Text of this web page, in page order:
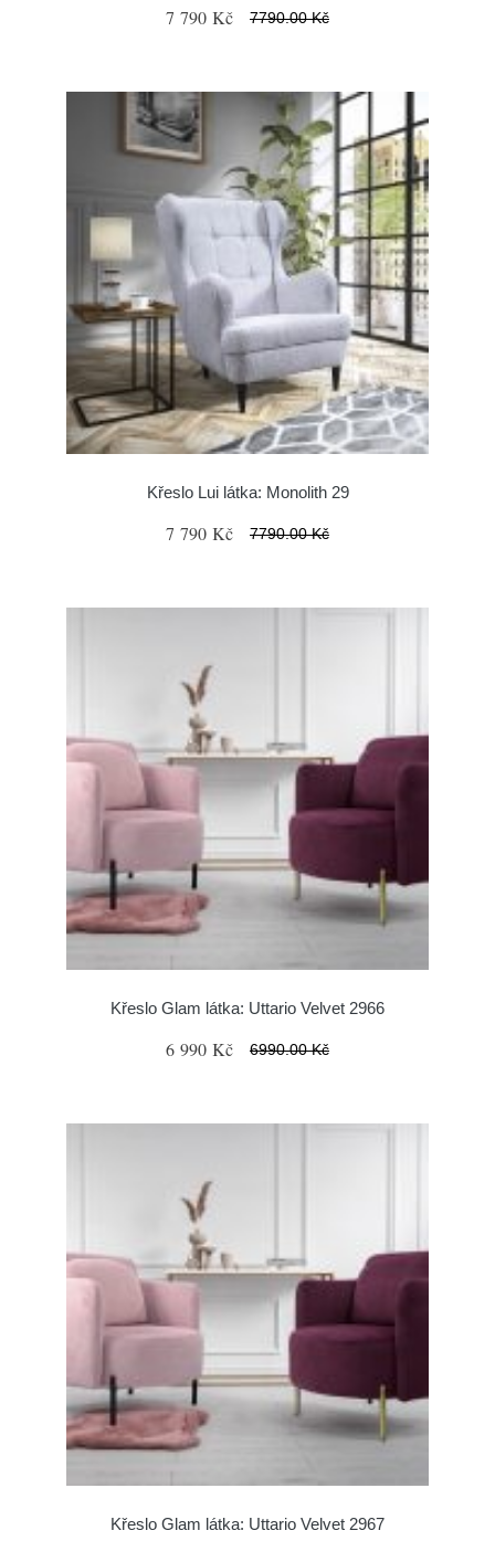
7 790 Kč 7790.00 Kč
Křeslo Lui látka: Monolith 29
7 790 Kč 7790.00 Kč
Křeslo Glam látka: Uttario Velvet 2966
6 990 Kč 6990.00 Kč
Křeslo Glam látka: Uttario Velvet 2967